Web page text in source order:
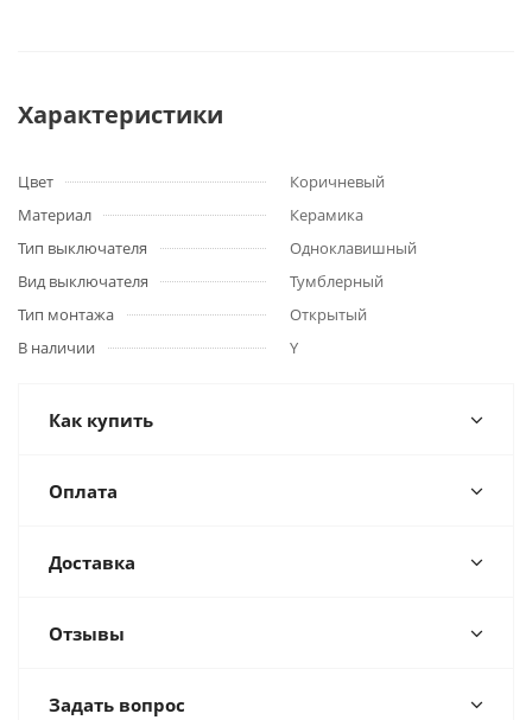
Характеристики
Цвет
Коричневый
Материал
Керамика
Тип выключателя
Одноклавишный
Вид выключателя
Тумблерный
Тип монтажа
Открытый
В наличии
Y
Как купить
Оплата
Доставка
Отзывы
Задать вопрос